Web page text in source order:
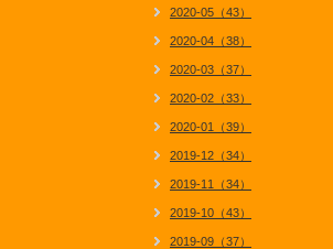
2020-05（43）
2020-04（38）
2020-03（37）
2020-02（33）
2020-01（39）
2019-12（34）
2019-11（34）
2019-10（43）
2019-09（37）